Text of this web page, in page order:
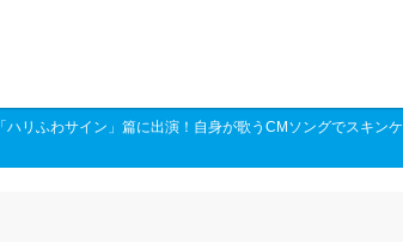
リふわサイン」篇に出演！自身が歌うCMソングでスキンケ